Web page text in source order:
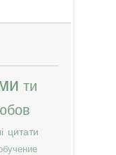
ти
цитати